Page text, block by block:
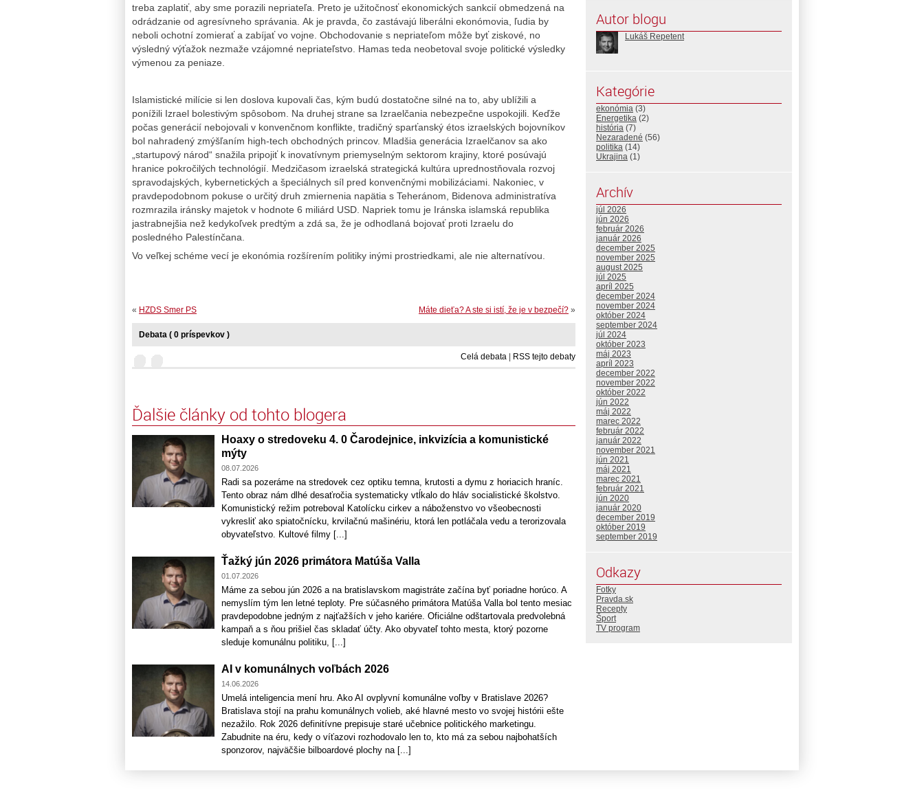
treba zaplatiť, aby sme porazili nepriateľa. Preto je užitočnosť ekonomických sankcií obmedzená na
odrádzanie od agresívneho správania. Ak je pravda, čo zastávajú liberálni ekonómovia, ľudia by
neboli ochotní zomierať a zabíjať vo vojne. Obchodovanie s nepriateľom môže byť ziskové, no
výsledný výťažok nezmaže vzájomné nepriateľstvo. Hamas teda neobetoval svoje politické výsledky
výmenou za peniaze.
Islamistické milície si len doslova kupovali čas, kým budú dostatočne silné na to, aby ublížili a
ponížili Izrael bolestivým spôsobom. Na druhej strane sa Izraelčania nebezpečne uspokojili. Keďže
počas generácií nebojovali v konvenčnom konflikte, tradičný sparťanský étos izraelských bojovníkov
bol nahradený zmýšľaním high-tech obchodných princov. Mladšia generácia Izraelčanov sa ako
„startupový národ“ snažila pripojiť k inovatívnym priemyselným sektorom krajiny, ktoré posúvajú
hranice pokročilých technológií. Medzičasom izraelská strategická kultúra uprednostňovala rozvoj
spravodajských, kybernetických a špeciálnych síl pred konvenčnými mobilizáciami. Nakoniec, v
pravdepodobnom pokuse o určitý druh zmiernenia napätia s Teheránom, Bidenova administratíva
rozmrazila iránsky majetok v hodnote 6 miliárd USD. Napriek tomu je Iránska islamská republika
jastrabnejšia než kedykoľvek predtým a zdá sa, že je odhodlaná bojovať proti Izraelu do
posledného Palestínčana.
Vo veľkej schéme vecí je ekonómia rozšírením politiky inými prostriedkami, ale nie alternatívou.
Máte dieťa? A ste si istí, že je v bezpečí? »
« HZDS Smer PS
Debata ( 0 príspevkov )
Celá debata RSS tejto debaty
Ďalšie články od tohto blogera
Hoaxy o stredoveku 4. 0 Čarodejnice, inkvizícia a komunistické
mýty
08.07.2026
Radi sa pozeráme na stredovek cez optiku temna, krutosti a dymu z horiacich hraníc.
Tento obraz nám dlhé desaťročia systematicky vtĺkalo do hláv socialistické školstvo.
Komunistický režim potreboval Katolícku cirkev a náboženstvo vo všeobecnosti
vykresliť ako spiatočnícku, krvilačnú mašinériu, ktorá len potláčala vedu a terorizovala
obyvateľstvo. Kultové filmy [...]
Ťažký jún 2026 primátora Matúša Valla
01.07.2026
Máme za sebou jún 2026 a na bratislavskom magistráte začína byť poriadne horúco. A
nemyslím tým len letné teploty. Pre súčasného primátora Matúša Valla bol tento mesiac
pravdepodobne jedným z najťažších v jeho kariére. Oficiálne odštartovala predvolebná
kampaň a s ňou prišiel čas skladať účty. Ako obyvateľ tohto mesta, ktorý pozorne
sleduje komunálnu politiku, [...]
AI v komunálnych voľbách 2026
14.06.2026
Umelá inteligencia mení hru. Ako AI ovplyvní komunálne voľby v Bratislave 2026?
Bratislava stojí na prahu komunálnych volieb, aké hlavné mesto vo svojej histórii ešte
nezažilo. Rok 2026 definitívne prepisuje staré učebnice politického marketingu.
Zabudnite na éru, kedy o víťazovi rozhodovalo len to, kto má za sebou najbohatších
sponzorov, najväčšie bilboardové plochy na [...]
Autor blogu
Lukáš Repetent
Kategórie
ekonómia (3)
Energetika (2)
história (7)
Nezaradené (56)
politika (14)
Ukrajina (1)
Archív
júl 2026
jún 2026
február 2026
január 2026
december 2025
november 2025
august 2025
júl 2025
apríl 2025
december 2024
november 2024
október 2024
september 2024
júl 2024
október 2023
máj 2023
apríl 2023
december 2022
november 2022
október 2022
jún 2022
máj 2022
marec 2022
február 2022
január 2022
november 2021
jún 2021
máj 2021
marec 2021
február 2021
jún 2020
január 2020
december 2019
október 2019
september 2019
Odkazy
Fotky
Pravda.sk
Recepty
Šport
TV program